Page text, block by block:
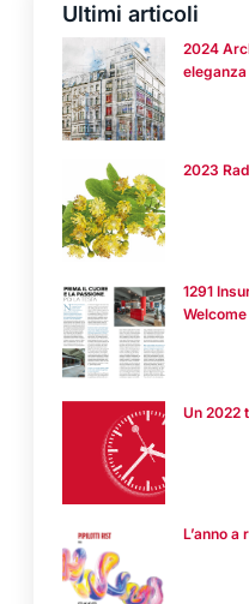
Ultimi articoli
2024
2023
1291
Welcome
Un 2022
L’anno a